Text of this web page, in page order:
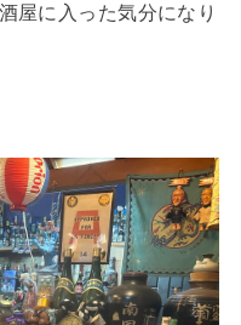
屋に入った気分になり